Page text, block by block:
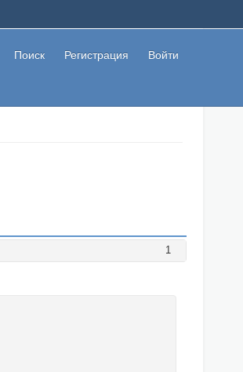
Поиск Регистрация Войти
1